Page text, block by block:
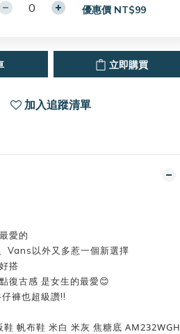
優惠價 NT$99
立即購買
加入追蹤清單
愛的
Vans以外又多惹一個新選擇
搭
復古感 是女生的最愛😊
褲也超級讚!!
帆布鞋 米白 米灰 焦糖底 AM232WGH